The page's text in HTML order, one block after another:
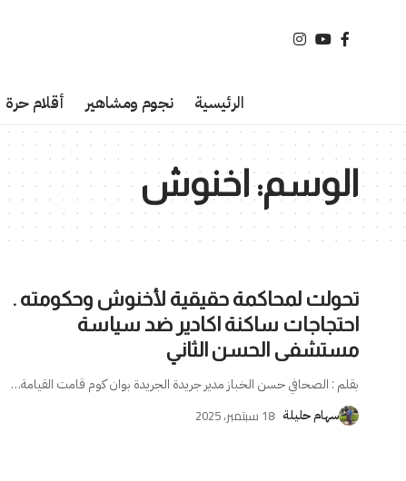
الرئيسية نجوم ومشاهير أقلام حرة
الوسم: اخنوش
تحولت لمحاكمة حقيقية لأخنوش وحكومته .
احتجاجات ساكنة اكادير ضد سياسة
مستشفى الحسن الثاني
بقلم : الصحافي حسن الخباز مدير جريدة الجريدة بوان كوم قامت القيامة…
سهام حليلة 18 سبتمبر، 2025